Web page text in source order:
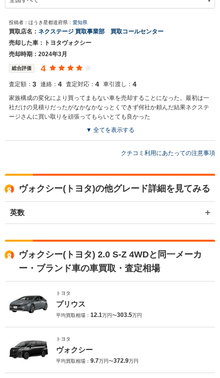
投稿者：ほうき星都道府県： 愛知県
買取店名： ネクステージ 買取事業部 買取コールセンター
売却した車：トヨタヴォクシー
売却時期：2024年3月
総合評価 4
査定額： 3 連絡： 4 査定対応： 4 車引渡し： 4
家族構成の変化により買ってまもない車を売却することになった。最初は一
社だけの見積りだったがなかなかなっとくできず何社か頼んだ結果ネクステ
ージさんに買い取りを頑張ってもらいとても良かった
買取店からの返信
お世話になっております。 株式会社ネクステージでございます。 この
車やSUV、軽自動車などの各種専門店を展開しているため、また機会
宜しくお願い申し上げます。
▼ 全てを表示する
クチコミ利用にあたっての注意事項
ヴォクシー(トヨタ)の他グレード詳細を見てみる
英数
ヴォクシー(トヨタ) 2.0 S-Z 4WDと同一メーカ
ー・ブランド車の車買取・査定相場
トヨタ
プリウス
平均買取相場： 12.1万円〜303.5万円
トヨタ
ヴォクシー
平均買取相場： 9.7万円〜372.9万円